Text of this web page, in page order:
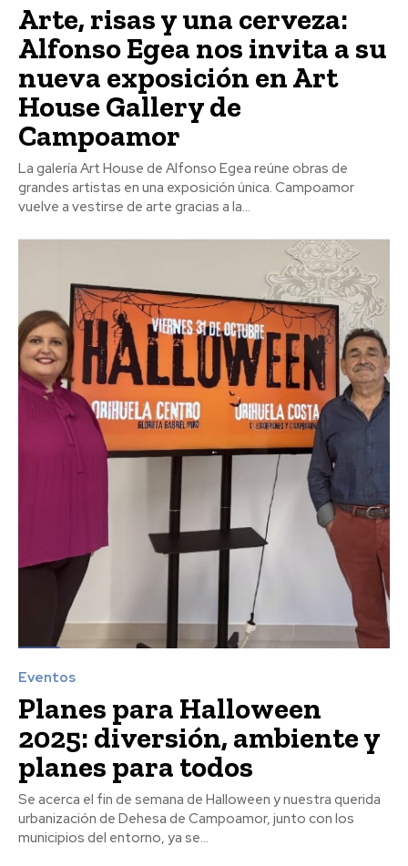
Arte, risas y una cerveza:
Alfonso Egea nos invita a su
nueva exposición en Art
House Gallery de
Campoamor
La galería Art House de Alfonso Egea reúne obras de
grandes artistas en una exposición única. Campoamor
vuelve a vestirse de arte gracias a la...
Eventos
Planes para Halloween
2025: diversión, ambiente y
planes para todos
Se acerca el fin de semana de Halloween y nuestra querida
urbanización de Dehesa de Campoamor, junto con los
municipios del entorno, ya se...